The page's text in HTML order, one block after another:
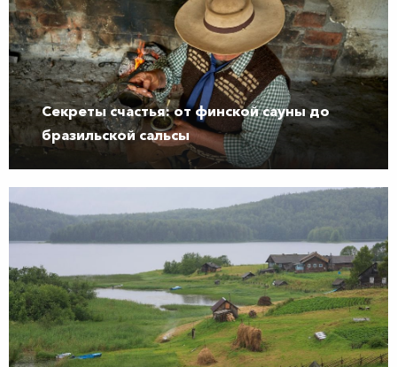
Секреты счастья: от финской сауны до
бразильской сальсы